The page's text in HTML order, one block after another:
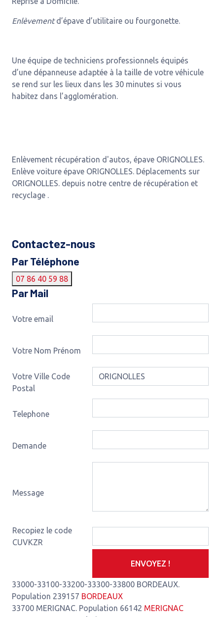
Enlèvementd’épave d’utilitaire ou fourgonette.
Une équipe de techniciens professionnels équipés
d’une dépanneuse adaptée à la taille de votre véhicule
se rend sur les lieux dans les 30 minutes si vous
habitez dans l’agglomération.
Enlèvement récupération d'autos, épave ORIGNOLLES.
Enlève voiture épave ORIGNOLLES. Déplacements sur
ORIGNOLLES. depuis notre centre de récupération et
recyclage .
Contactez-nous
Par Téléphone
07 86 40 59 88
Par Mail
Votre email
Votre Nom Prénom
Votre Ville Code
Postal
Telephone
Demande
Message
Recopiez le code
CUVKZR
ENVOYEZ !
33000-33100-33200-33300-33800 BORDEAUX.
Population 239157 BORDEAUX
33700 MERIGNAC. Population 66142 MERIGNAC